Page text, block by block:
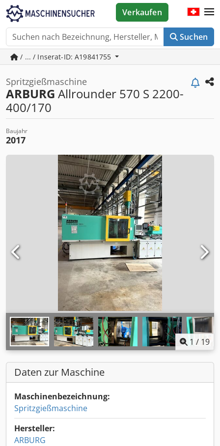
Suchen
Verkaufen
/ ... / Inserat-ID: A19841755
Spritzgießmaschine
ARBURG Allrounder 570 S 2200-
400/170
Baujahr
2017
1 / 19
Daten zur Maschine
Maschinenbezeichnung:
Spritzgießmaschine
Hersteller:
ARBURG